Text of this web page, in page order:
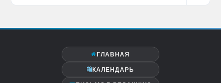
ГЛАВНАЯ
КАЛЕНДАРЬ